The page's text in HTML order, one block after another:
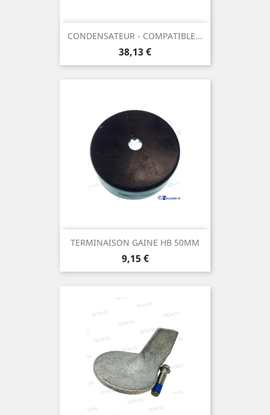
CONDENSATEUR - COMPATIBLE...
Prix
38,13 €
TERMINAISON GAINE HB 50MM
Prix
9,15 €